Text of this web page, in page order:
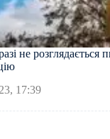
не розглядається
17:39